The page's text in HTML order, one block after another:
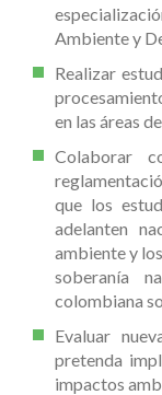
Ambiente y
Realizar
en las áreas
Colaborar
que los
adelanten
ambiente y
soberanía
colombiana
Evaluar
pretenda
impactos